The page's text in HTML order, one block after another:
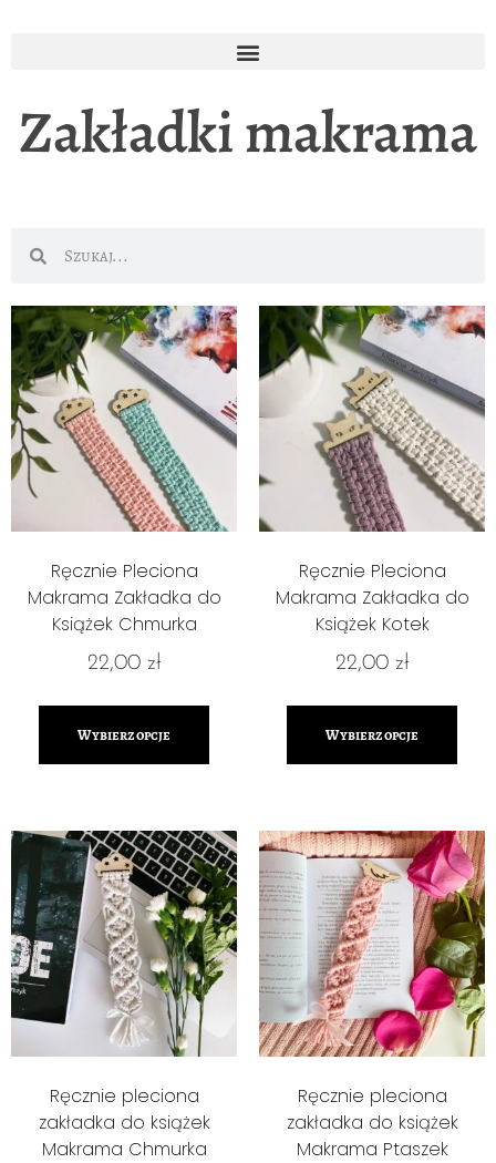
Zakładki makrama
Ręcznie Pleciona
Makrama Zakładka do
Książek Chmurka
22,00 zł
Wybierz opcje
Ręcznie Pleciona
Makrama Zakładka do
Książek Kotek
22,00 zł
Wybierz opcje
Ręcznie pleciona
zakładka do książek
Makrama Chmurka
Ręcznie pleciona
zakładka do książek
Makrama Ptaszek